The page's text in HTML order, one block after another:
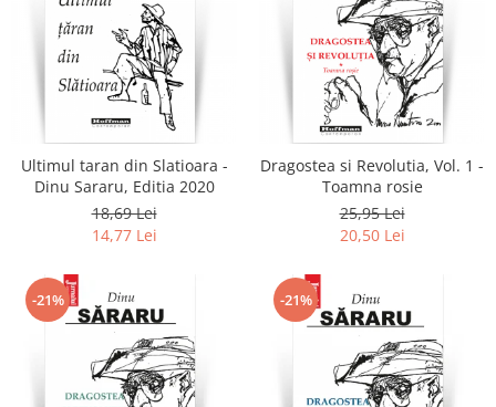
Ultimul taran din Slatioara -
Dinu Sararu, Editia 2020
18,69 Lei
14,77 Lei
Dragostea si Revolutia, Vol. 1 -
Toamna rosie
25,95 Lei
20,50 Lei
-21% -21%